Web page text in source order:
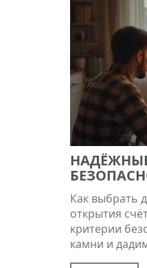
Как выбрать
открытия
критерии
камни и